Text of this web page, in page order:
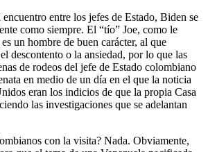
entre los jefes de Estado, Biden se
como siempre. El “tío” Joe, como le
un hombre de buen carácter, al que
descontento o la ansiedad, por lo que las
de rodeos del jefe de Estado colombiano
en medio de un día en el que la noticia
eran los indicios de que la propia Casa
las investigaciones que se adelantan
con la visita? Nada. Obviamente,